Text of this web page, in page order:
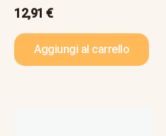
12,91 €
Aggiungi al carrello